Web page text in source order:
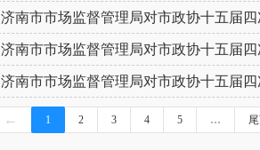
济南市市场监督管理局对市政协十五届
济南市市场监督管理局对市政协十五届
济南市市场监督管理局对市政协十五届四
← 1 2 3 4 5 …